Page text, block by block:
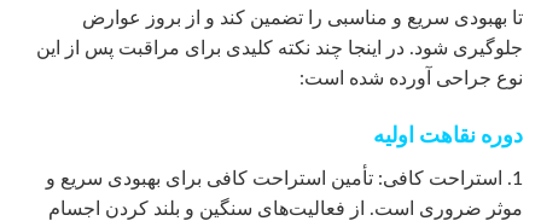
تا بهبودی سریع و مناسبی را تضمین کند و از بروز عوارض
جلوگیری شود. در اینجا چند نکته کلیدی برای مراقبت پس از این
نوع جراحی آورده شده است:
دوره نقاهت اولیه
1. استراحت کافی: تأمین استراحت کافی برای بهبودی سریع و
موثر ضروری است. از فعالیت‌های سنگین و بلند کردن اجسام